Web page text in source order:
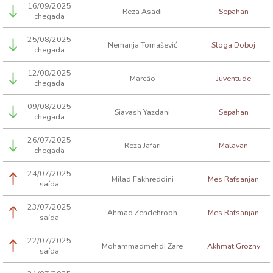
16/09/2025
chegada
Reza Asadi Sepahan
25/08/2025
chegada
Nemanja Tomašević Sloga Doboj
12/08/2025
chegada
Marcão Juventude
09/08/2025
chegada
Siavash Yazdani Sepahan
26/07/2025
chegada
Reza Jafari Malavan
24/07/2025
saída
Milad Fakhreddini Mes Rafsanjan
23/07/2025
saída
Ahmad Zendehrooh Mes Rafsanjan
22/07/2025
saída
Mohammadmehdi Zare Akhmat Grozny